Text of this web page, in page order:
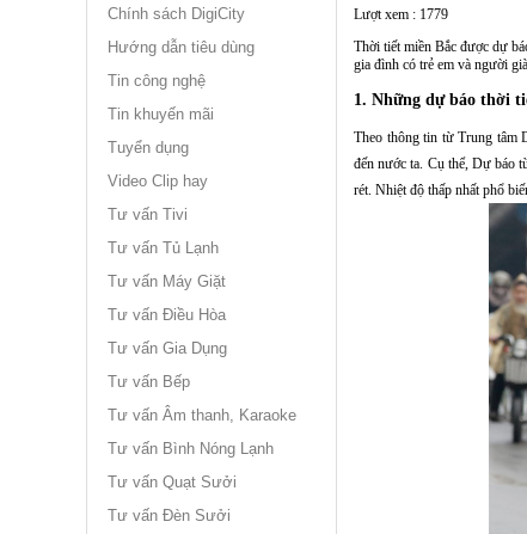
Chính sách DigiCity
Hướng dẫn tiêu dùng
Tin công nghệ
Tin khuyến mãi
Tuyển dụng
Video Clip hay
Tư vấn Tivi
Tư vấn Tủ Lạnh
Tư vấn Máy Giặt
Tư vấn Điều Hòa
Tư vấn Gia Dụng
Tư vấn Bếp
Tư vấn Âm thanh, Karaoke
Tư vấn Bình Nóng Lạnh
Tư vấn Quạt Sưởi
Tư vấn Đèn Sưởi
Lượt xem : 1779
Thời tiết miền Bắc được dự
gia đình có trẻ em và người
1. Những dự báo thời
Theo thông tin từ Trung tâm
đến nước ta. Cụ thể, Dự báo
rét. Nhiệt độ thấp nhất phổ